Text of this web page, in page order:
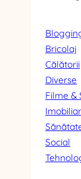
Bricolaj
Călătorii
Diverse
Filme &
Social